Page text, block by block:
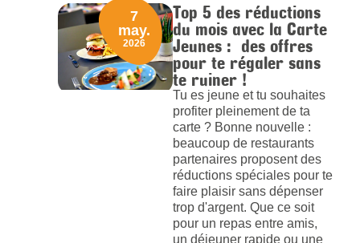
Top 5 des réductions
du mois avec la Carte
Jeunes : des offres
pour te régaler sans
te ruiner !
Tu es jeune et tu souhaites
profiter pleinement de ta
carte ? Bonne nouvelle :
beaucoup de restaurants
partenaires proposent des
réductions spéciales pour te
faire plaisir sans dépenser
trop d'argent. Que ce soit
pour un repas entre amis,
un déjeuner rapide ou une
7
may.
2026